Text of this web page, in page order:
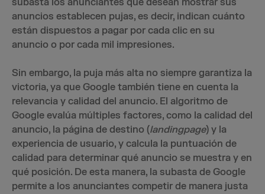
subasta los anunciantes que desean mostrar sus
anuncios establecen pujas, es decir, indican cuánto
están dispuestos a pagar por cada clic en su
anuncio o por cada mil impresiones.
Sin embargo, la puja más alta no siempre garantiza la
victoria, ya que Google también tiene en cuenta la
relevancia y calidad del anuncio. El algoritmo de
Google evalúa múltiples factores, como la calidad del
anuncio, la página de destino (landingpage) y la
experiencia de usuario, y calcula la puntuación de
calidad para determinar qué anuncio se muestra y en
qué posición. De esta manera, la subasta de Google
permite a los anunciantes competir de manera justa